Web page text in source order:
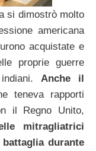
si dimostrò molto
americana
acquistate e
proprie guerre
Anche il
teneva rapporti
il Regno Unito,
mitragliatrici
durante